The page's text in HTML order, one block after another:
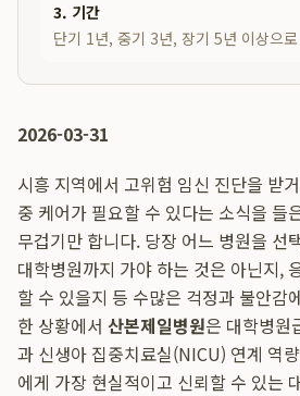
3. 기간
단기 1년, 중기 3년, 장기 5년 이상으
2026-03-31
시흥 지역에서 고위험 임신 진단을 받
중 케어가 필요할 수 있다는 소식을 들
무겁기만 합니다. 당장 어느 병원을 선
대학병원까지 가야 하는 것은 아닌지,
할 수 있을지 등 수많은 걱정과 불안감
한 상황에서 산본제일병원은 대학병원
과 신생아 집중치료실(NICU) 연계 역
에게 가장 현실적이고 신뢰할 수 있는